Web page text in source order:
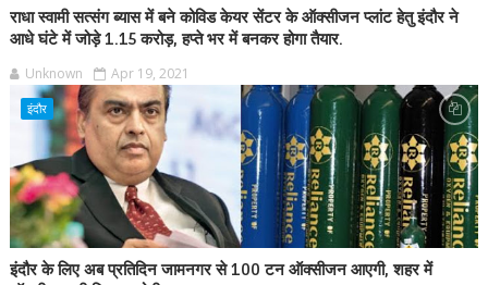
राधा स्वामी सत्संग ब्यास में बने कोविड केयर सेंटर के ऑक्सीजन प्लांट हेतु इंदौर ने
आधे घंटे में जोड़े 1.15 करोड़, हप्ते भर में बनकर होगा तैयार.
Unknown Apr 19, 2021
इंदौर
इंदौर के लिए अब प्रतिदिन जामनगर से 100 टन ऑक्सीजन आएगी, शहर में